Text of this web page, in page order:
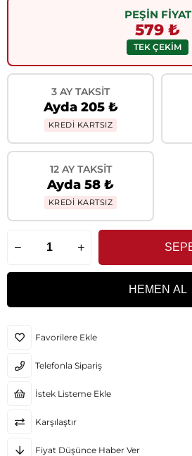
PEŞİN FİYAT
579 ₺
TEK ÇEKİM
3 AY TAKSIT
Ayda 205 ₺
KREDİ KARTSIZ
12 AY TAKSIT
Ayda 58 ₺
KREDİ KARTSIZ
Favorilere Ekle
Telefonla Sipariş
İstek Listeme Ekle
Karşılaştır
Fiyat Düşünce Haber Ver